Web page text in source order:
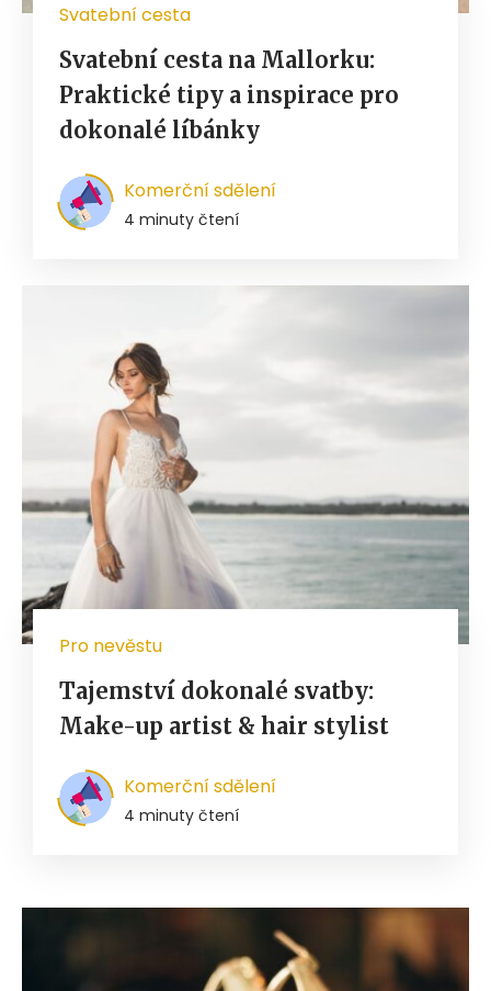
Svatební cesta
Svatební cesta na Mallorku:
Praktické tipy a inspirace pro
dokonalé líbánky
Komerční sdělení
4 minuty čtení
Pro nevěstu
Tajemství dokonalé svatby:
Make-up artist & hair stylist
Komerční sdělení
4 minuty čtení